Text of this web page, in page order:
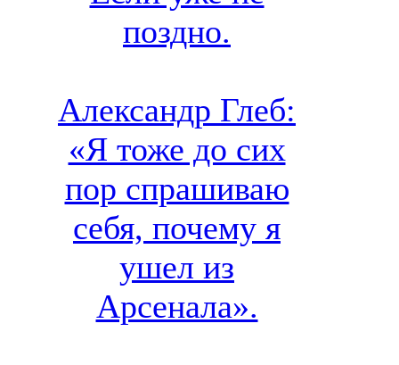
поздно.
Александр Глеб:
«Я тоже до сих
пор спрашиваю
себя, почему я
ушел из
Арсенала».